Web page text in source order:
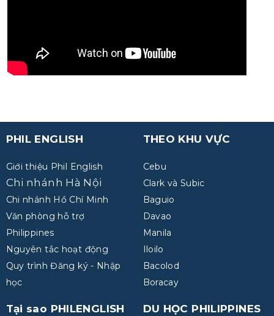
PHIL ENGLISH
Giới thiệu Phil English
Chi nhánh Hà Nội
Chi nhánh Hồ Chí Minh
Văn phòng hỗ trợ
Philippines
Nguyên tắc hoạt động
Quy trình Đăng ký - Nhập
học
Tại sao PHILENGLISH
THEO KHU VỰC
Cebu
Clark và Subic
Baguio
Davao
Manila
Iloilo
Bacolod
Boracay
DU HỌC PHILIPPINES